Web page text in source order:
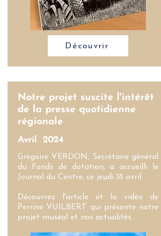
Découvrir
Notre projet suscite l'intérêt
de la presse quotidienne
régionale
Avril 2024
Grégoire VERDON, Secrétaire général
du Fonds de dotation, a accueilli le
Journal du Centre, ce jeudi 18 avril.
Découvrez l'article et la vidéo de
Perrine VUILBERT qui présente notre
projet muséal et nos actualités.